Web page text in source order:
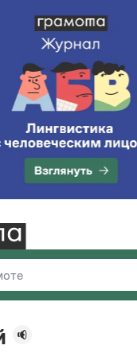
служба